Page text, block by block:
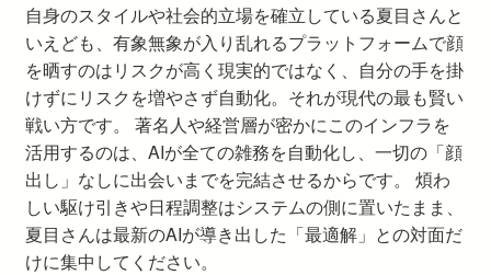
自身のスタイルや社会的立場を確立している夏目さんと
いえども、有象無象が入り乱れるプラットフォームで顔
を晒すのはリスクが高く現実的ではなく、自分の手を掛
けずにリスクを増やさず自動化。それが現代の最も賢い
戦い方です。 著名人や経営層が密かにこのインフラを
活用するのは、AIが全ての雑務を自動化し、一切の「顔
出し」なしに出会いまでを完結させるからです。 煩わ
しい駆け引きや日程調整はシステムの側に置いたまま、
夏目さんは最新のAIが導き出した「最適解」との対面だ
けに集中してください。